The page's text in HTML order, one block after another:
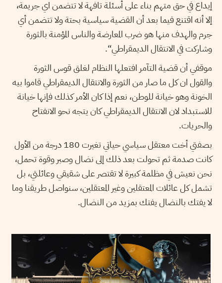
إيداع في حق متهم بناء على أسئلة تافهة لا تتضمن اي جريمة،
إلا أنه اقتنع فيما بعد أن القضية سياسية بحتة ولا تتضمن أي
جرم والهدف منها هو ضرب المعارضة والناس المؤمنة بالثورة
وشاركت في الانتقال الديمقراطي“.
موقفي أن قضية التآمر افتعلها النظام لغلق قوس الثورة
والقول ان كل ما صار من الثورة والانتقال الديمقراطي قاموا بيه
الخونة وهو خيانة للوطن، نعم إذا كان الأمر كذلك فإنها خيانة
للاستبداد لان الانتقال الديمقراطي كان يتجه نحو الانفتاح
والحريات.
بصفتي أخت معتقل سياسي حياتي تغيرت 180 درجة من الأول
كانت صدمة ثم تحولت بعد ذلك إلى نضال وصبر وقوة تحمل،
نحن نعيش في مظلمة كبيرة لا تقتصر على شقيقي وعائلتي، بل
تشمل كل عائلات المعتقلين وغير المعتقلين، سنواصل طريقنا وما
لا يفتك بالنضال يفتك بمزيد من النضال.